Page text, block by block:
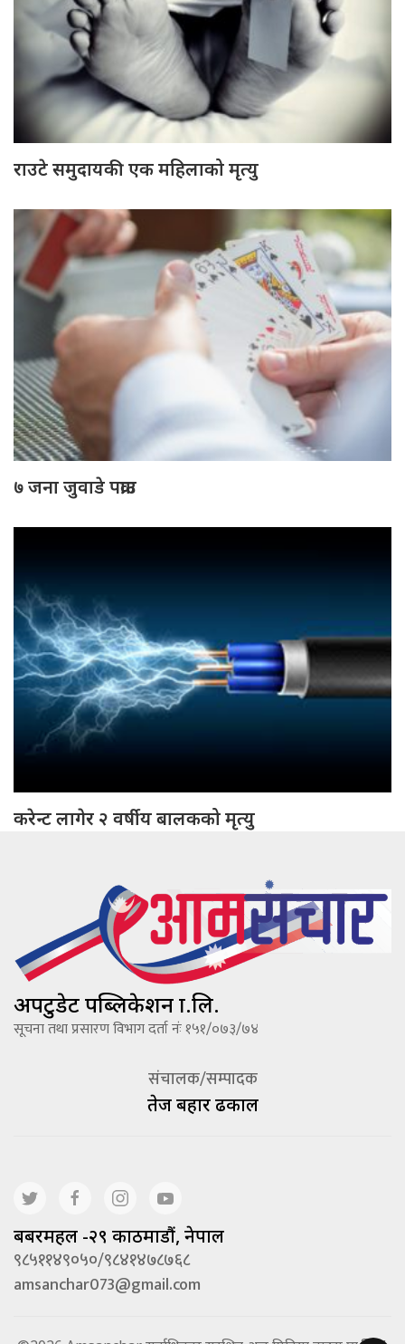
राउटे समुदायकी एक महिलाको मृत्यु
७ जना जुवाडे पक्राउ
करेन्ट लागेर २ वर्षीय बालकको मृत्यु
अपटुडेट पब्लिकेशन प्रा.लि.
सूचना तथा प्रसारण विभाग दर्ता नंः १५१/०७३/७४
संचालक/सम्पादक
तेज बहादूर ढकाल
बबरमहल -२९ काठमाडौं, नेपाल
९८५११४९०५०/९८४१४७८७६८
amsanchar073@gmail.com